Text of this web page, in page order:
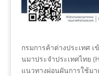
กรมการค้าต่างประเทศ เ
นมาประจำประเทศไทย
แนวทางผ่อนผันการใช้ม